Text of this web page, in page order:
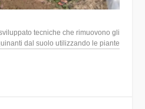
tecniche che rimuovono gli
dal suolo utilizzando le piante